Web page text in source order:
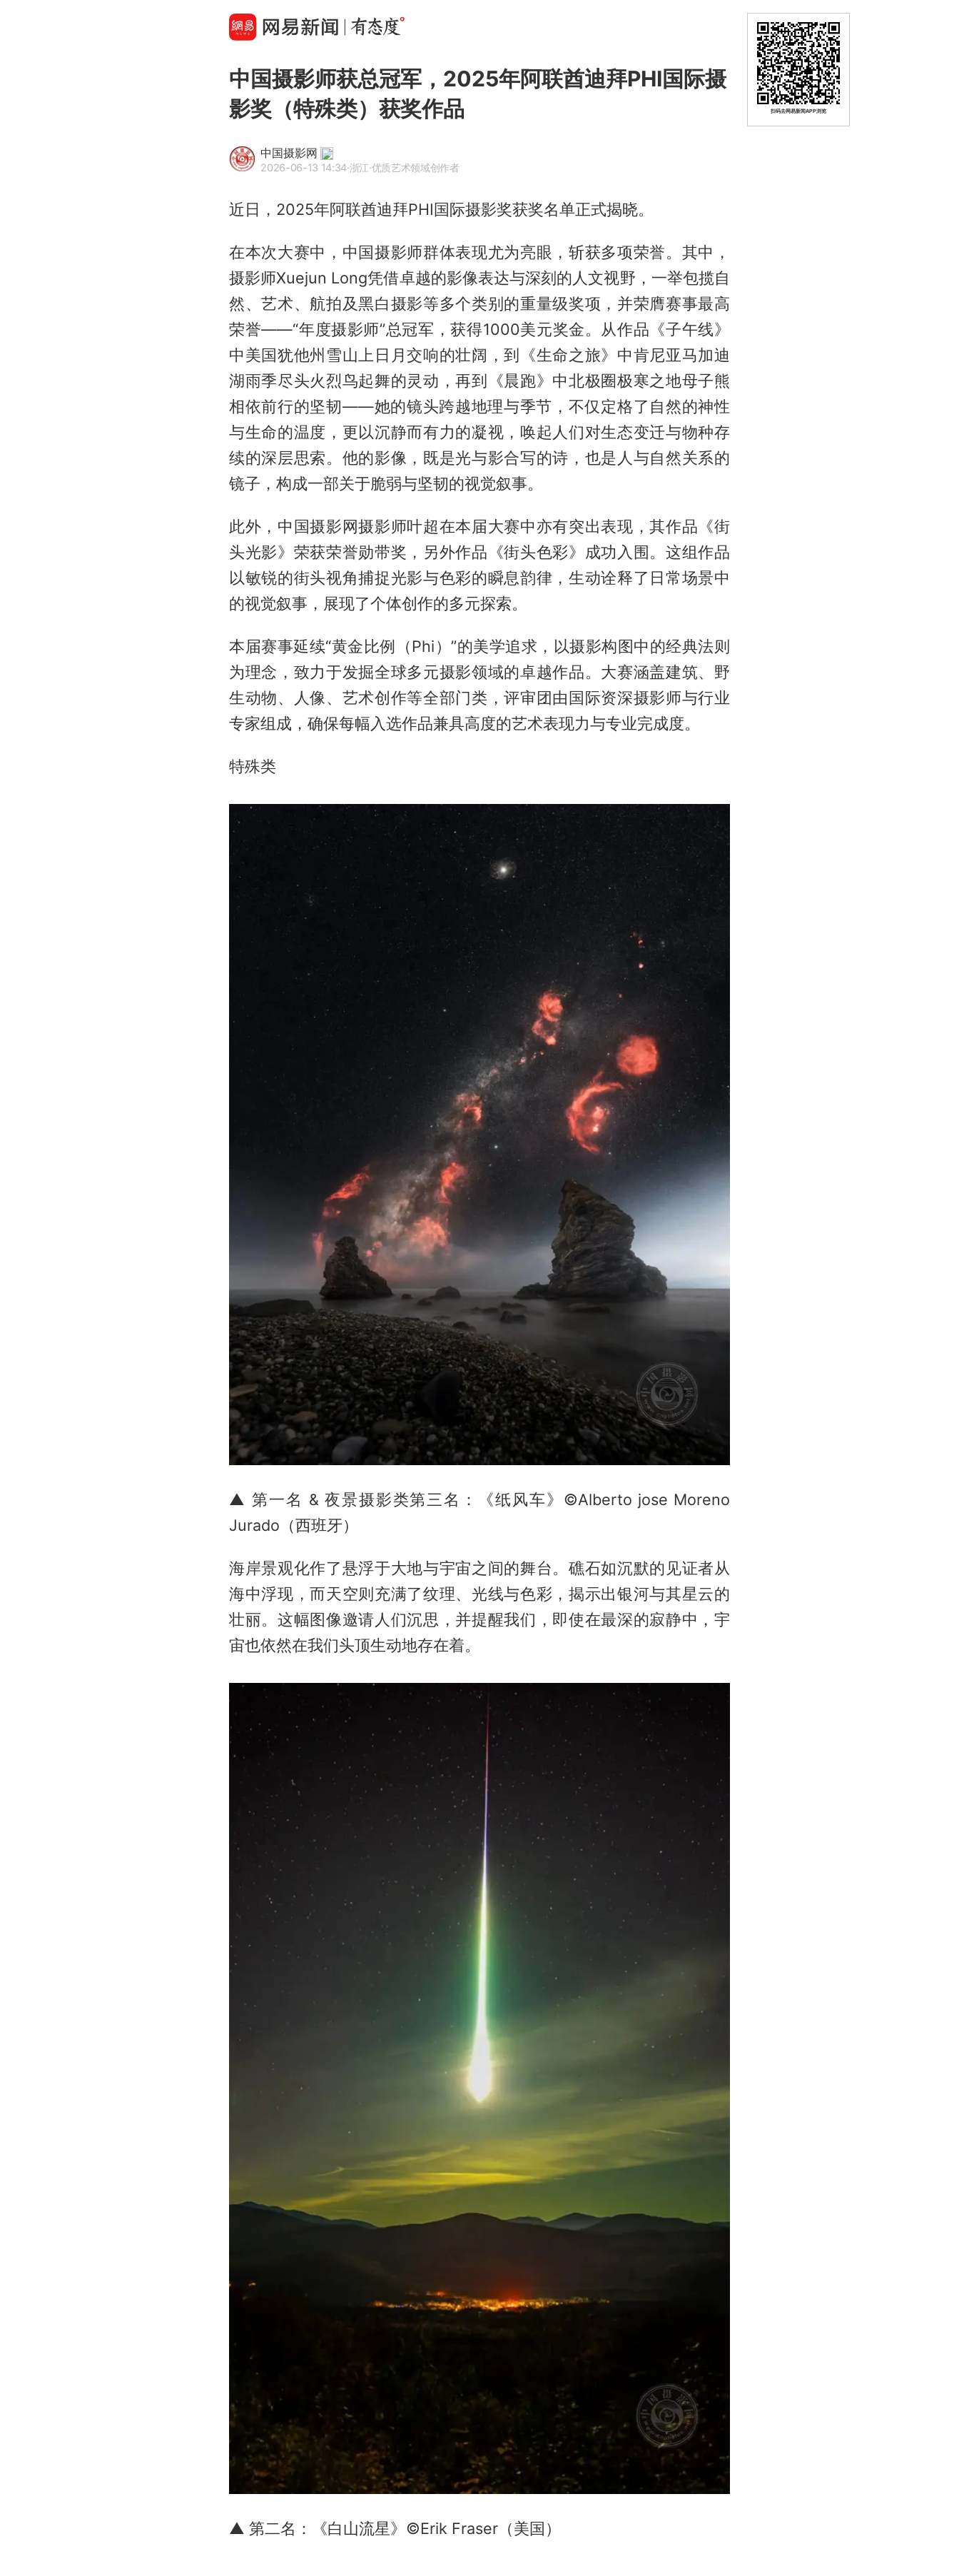
中国摄影师获总冠军，2025年阿联酋迪拜PHI国际摄
影奖（特殊类）获奖作品
中国摄影网
2026-06-13 14:34·浙江·优质艺术领域创作者
近日，2025年阿联酋迪拜PHI国际摄影奖获奖名单正式揭晓。
在本次大赛中，中国摄影师群体表现尤为亮眼，斩获多项荣誉。其中，
摄影师Xuejun Long凭借卓越的影像表达与深刻的人文视野，一举包揽自
然、艺术、航拍及黑白摄影等多个类别的重量级奖项，并荣膺赛事最高
荣誉——“年度摄影师”总冠军，获得1000美元奖金。从作品《子午线》
中美国犹他州雪山上日月交响的壮阔，到《生命之旅》中肯尼亚马加迪
湖雨季尽头火烈鸟起舞的灵动，再到《晨跑》中北极圈极寒之地母子熊
相依前行的坚韧——她的镜头跨越地理与季节，不仅定格了自然的神性
与生命的温度，更以沉静而有力的凝视，唤起人们对生态变迁与物种存
续的深层思索。他的影像，既是光与影合写的诗，也是人与自然关系的
镜子，构成一部关于脆弱与坚韧的视觉叙事。
此外，中国摄影网摄影师叶超在本届大赛中亦有突出表现，其作品《街
头光影》荣获荣誉勋带奖，另外作品《街头色彩》成功入围。这组作品
以敏锐的街头视角捕捉光影与色彩的瞬息韵律，生动诠释了日常场景中
的视觉叙事，展现了个体创作的多元探索。
本届赛事延续“黄金比例（Phi）”的美学追求，以摄影构图中的经典法则
为理念，致力于发掘全球多元摄影领域的卓越作品。大赛涵盖建筑、野
生动物、人像、艺术创作等全部门类，评审团由国际资深摄影师与行业
专家组成，确保每幅入选作品兼具高度的艺术表现力与专业完成度。
特殊类
▲ 第一名 & 夜景摄影类第三名：《纸风车》©Alberto jose Moreno
Jurado（西班牙）
海岸景观化作了悬浮于大地与宇宙之间的舞台。礁石如沉默的见证者从
海中浮现，而天空则充满了纹理、光线与色彩，揭示出银河与其星云的
壮丽。这幅图像邀请人们沉思，并提醒我们，即使在最深的寂静中，宇
宙也依然在我们头顶生动地存在着。
▲ 第二名：《白山流星》©Erik Fraser（美国）
扫码去网易新闻APP浏览